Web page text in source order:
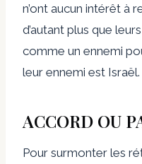
n’ont aucun intérêt à
d’autant plus que
comme un ennemi
leur ennemi est Israël.
ACCORD OU
Pour surmonter les